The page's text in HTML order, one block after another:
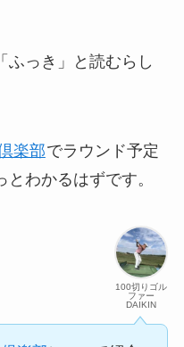
ふっき」と読むらし
楽部でラウンド予定
わかるはずです。
100切りゴル
ファー
DAIKIN